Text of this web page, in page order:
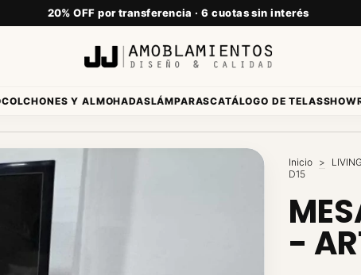
20% OFF por transferencia · 6 cuotas sin interés
LÁMPARASCATÁLOGO DE TELAS
Inicio > LIVING
D15
-